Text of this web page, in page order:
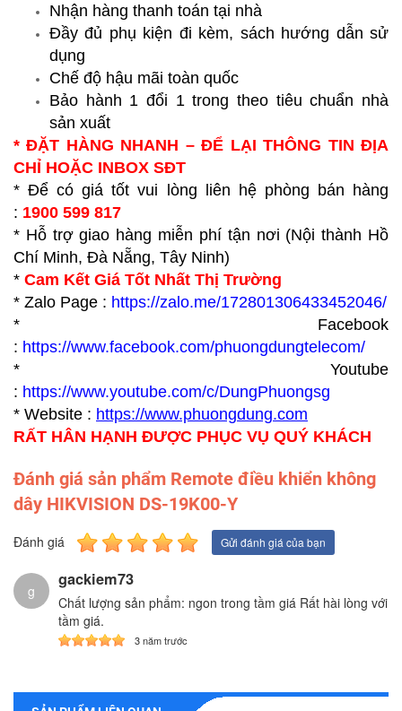
Nhận hàng thanh toán tại nhà
Đầy đủ phụ kiện đi kèm, sách hướng dẫn sử
dụng
Chế độ hậu mãi toàn quốc
Bảo hành 1 đổi 1 trong theo tiêu chuẩn nhà
sản xuất
* ĐẶT HÀNG NHANH – ĐỂ LẠI THÔNG TIN ĐỊA
CHỈ HOẶC INBOX SĐT
* Để có giá tốt vui lòng liên hệ phòng bán hàng
: 1900 599 817
* Hỗ trợ giao hàng miễn phí tận nơi (Nội thành Hồ
Chí Minh, Đà Nẵng, Tây Ninh)
* Cam Kết Giá Tốt Nhất Thị Trường
* Zalo Page : https://zalo.me/172801306433452046/
* Facebook
: https://www.facebook.com/phuongdungtelecom/
* Youtube
: https://www.youtube.com/c/DungPhuongsg
* Website : https://www.phuongdung.com
RẤT HÂN HẠNH ĐƯỢC PHỤC VỤ QUÝ KHÁCH
Đánh giá sản phẩm Remote điều khiển không
dây HIKVISION DS-19K00-Y
Đánh giá Gửi đánh giá của bạn
g
gackiem73
Chất lượng sản phẩm: ngon trong tầm giá Rất hài lòng với
tầm giá.
3 năm trước